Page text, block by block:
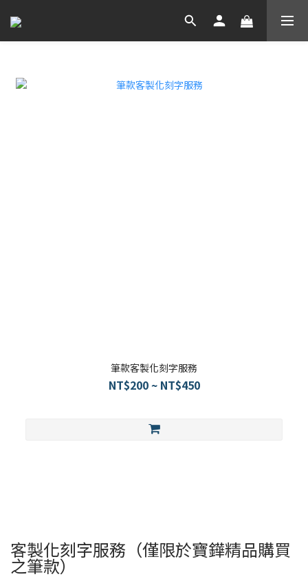
筆款客製化刻字服務
NT$200 ~ NT$450
客製化刻字服務（僅限於寶鏵精品購買
之筆款）